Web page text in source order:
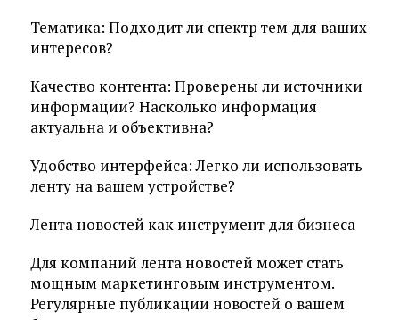
Тематика: Подходит ли спектр тем для ваших
интересов?
Качество контента: Проверены ли источники
информации? Насколько информация
актуальна и объективна?
Удобство интерфейса: Легко ли использовать
ленту на вашем устройстве?
Лента новостей как инструмент для бизнеса
Для компаний лента новостей может стать
мощным маркетинговым инструментом.
Регулярные публикации новостей о вашем